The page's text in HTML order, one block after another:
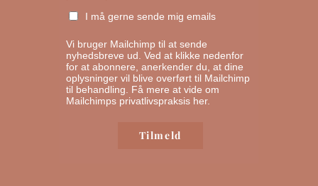
I må gerne sende mig emails
Vi bruger Mailchimp til at sende
nyhedsbreve ud. Ved at klikke nedenfor
for at abonnere, anerkender du, at dine
oplysninger vil blive overført til Mailchimp
til behandling. Få mere at vide om
Mailchimps privatlivspraksis her.